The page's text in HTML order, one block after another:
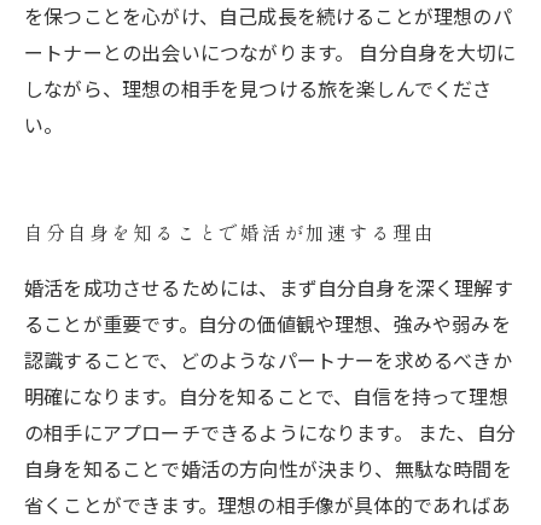
を保つことを心がけ、自己成長を続けることが理想のパ
ートナーとの出会いにつながります。 自分自身を大切に
しながら、理想の相手を見つける旅を楽しんでくださ
い。
自分自身を知ることで婚活が加速する理由
婚活を成功させるためには、まず自分自身を深く理解す
ることが重要です。自分の価値観や理想、強みや弱みを
認識することで、どのようなパートナーを求めるべきか
明確になります。自分を知ることで、自信を持って理想
の相手にアプローチできるようになります。 また、自分
自身を知ることで婚活の方向性が決まり、無駄な時間を
省くことができます。理想の相手像が具体的であればあ